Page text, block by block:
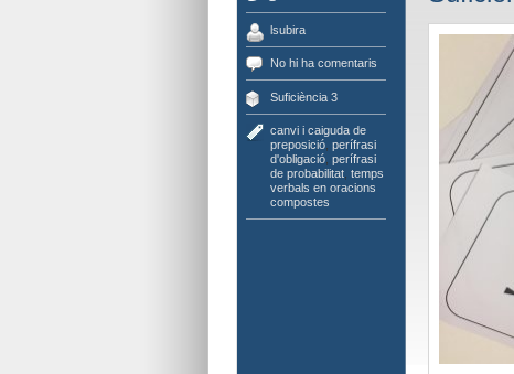
lsubira
No hi ha comentaris
Suficiència 3
canvi i caiguda de
preposició, perífrasi
d'obligació, perífrasi
de probabilitat, temps
verbals en oracions
compostes